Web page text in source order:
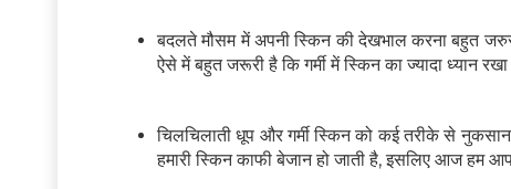
बदलते मौसम में अपनी स्किन की देखभाल करना बहुत जरुरी
ऐसे में बहुत जरूरी है कि गर्मी में स्किन का ज्यादा ध्यान रखा
चिलचिलाती धूप और गर्मी स्किन को कई तरीके से
हमारी स्किन काफी बेजान हो जाती है, इसलिए आज हम